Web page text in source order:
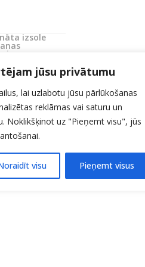
jūsu privātumu
lai uzlabotu jūsu pārlūkošanas
reklāmas vai saturu un
Noklikšķinot uz "Pieņemt visu", jūs
visu Pieņemt visus
izsole